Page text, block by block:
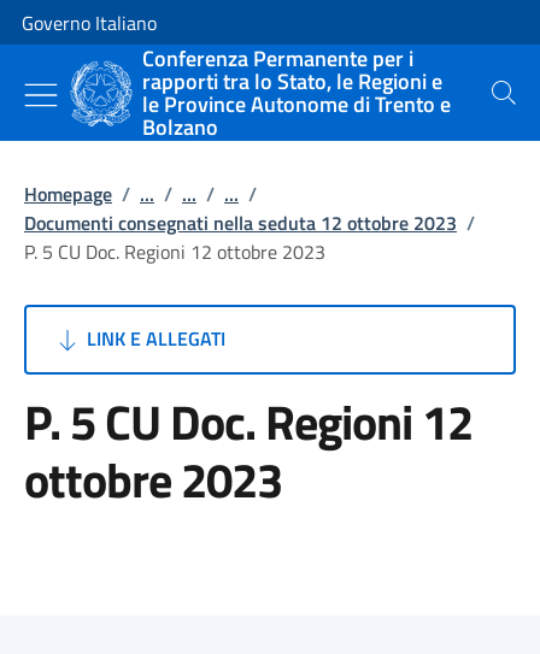
Vai al contenuto
Vai alla navigazione del sito
Governo Italiano
Conferenza Permanente per i
rapporti tra lo Stato, le Regioni e
le Province Autonome di Trento e
Bolzano
Cerca
Homepage / ... / ... / ... /
Documenti consegnati nella seduta 12 ottobre 2023 /
P. 5 CU Doc. Regioni 12 ottobre 2023
LINK E ALLEGATI
P. 5 CU Doc. Regioni 12
ottobre 2023